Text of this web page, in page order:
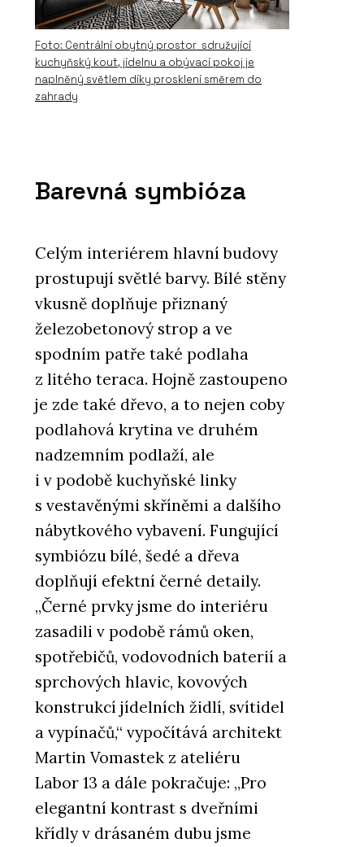
Foto: Centrální obytný prostor sdružující
kuchyňský kout, jídelnu a obývací pokoj je
naplněný světlem díky prosklení směrem do
zahrady
Barevná symbióza
Celým interiérem hlavní budovy
prostupují světlé barvy. Bílé stěny
vkusně doplňuje přiznaný
železobetonový strop a ve
spodním patře také podlaha
z litého teraca. Hojně zastoupeno
je zde také dřevo, a to nejen coby
podlahová krytina ve druhém
nadzemním podlaží, ale
i v podobě kuchyňské linky
s vestavěnými skříněmi a dalšího
nábytkového vybavení. Fungující
symbiózu bílé, šedé a dřeva
doplňují efektní černé detaily.
„Černé prvky jsme do interiéru
zasadili v podobě rámů oken,
spotřebičů, vodovodních baterií a
sprchových hlavic, kovových
konstrukcí jídelních židlí, svítidel
a vypínačů,“ vypočítává architekt
Martin Vomastek z ateliéru
Labor 13 a dále pokračuje: „Pro
elegantní kontrast s dveřními
křídly v drásaném dubu jsme